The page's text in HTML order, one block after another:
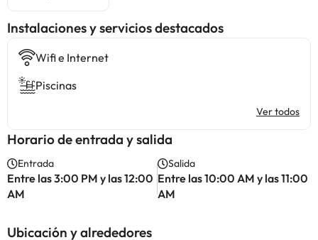
Instalaciones y servicios destacados
Wifi e Internet
Piscinas
Ver todos
Horario de entrada y salida
Entrada
Entre las 3:00 PM y las 12:00
AM
Salida
Entre las 10:00 AM y las 11:00
AM
Ubicación y alrededores